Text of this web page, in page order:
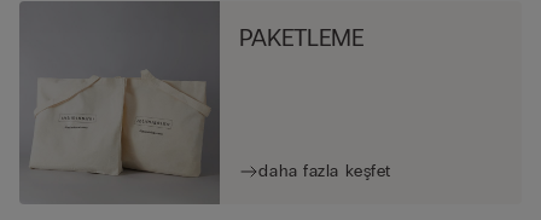
PAKETLEME
daha fazla keşfet